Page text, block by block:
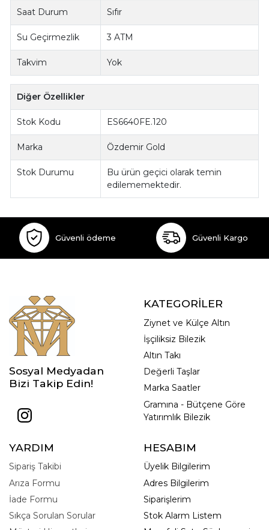
Saat Durum Sıfır
Su Geçirmezlik 3 ATM
Takvim Yok
Diğer Özellikler
Stok Kodu ES6640FE.120
Marka Özdemir Gold
Stok Durumu
Bu ürün geçici olarak temin
edilememektedir.
Güvenli ödeme Güvenli Kargo
Sosyal Medyadan
Bizi Takip Edin!
KATEGORİLER
Ziynet ve Külçe Altın
İşçiliksiz Bilezik
Altın Takı
Değerli Taşlar
Marka Saatler
Gramına - Bütçene Göre
Yatırımlık Bilezik
YARDIM
Sipariş Takibi
Arıza Formu
İade Formu
Sıkça Sorulan Sorular
HESABIM
Üyelik Bilgilerim
Adres Bilgilerim
Siparişlerim
Stok Alarm Listem